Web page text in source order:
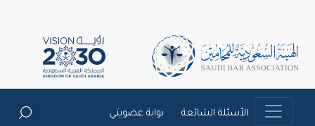
الأسئلة الشائعة بوابة عضويتي